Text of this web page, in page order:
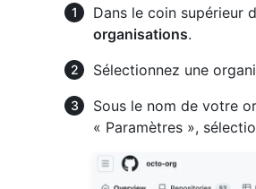
Dans le coin supérieur
organisations.
Sélectionnez une
Sous le nom de votre
« Paramètres »,